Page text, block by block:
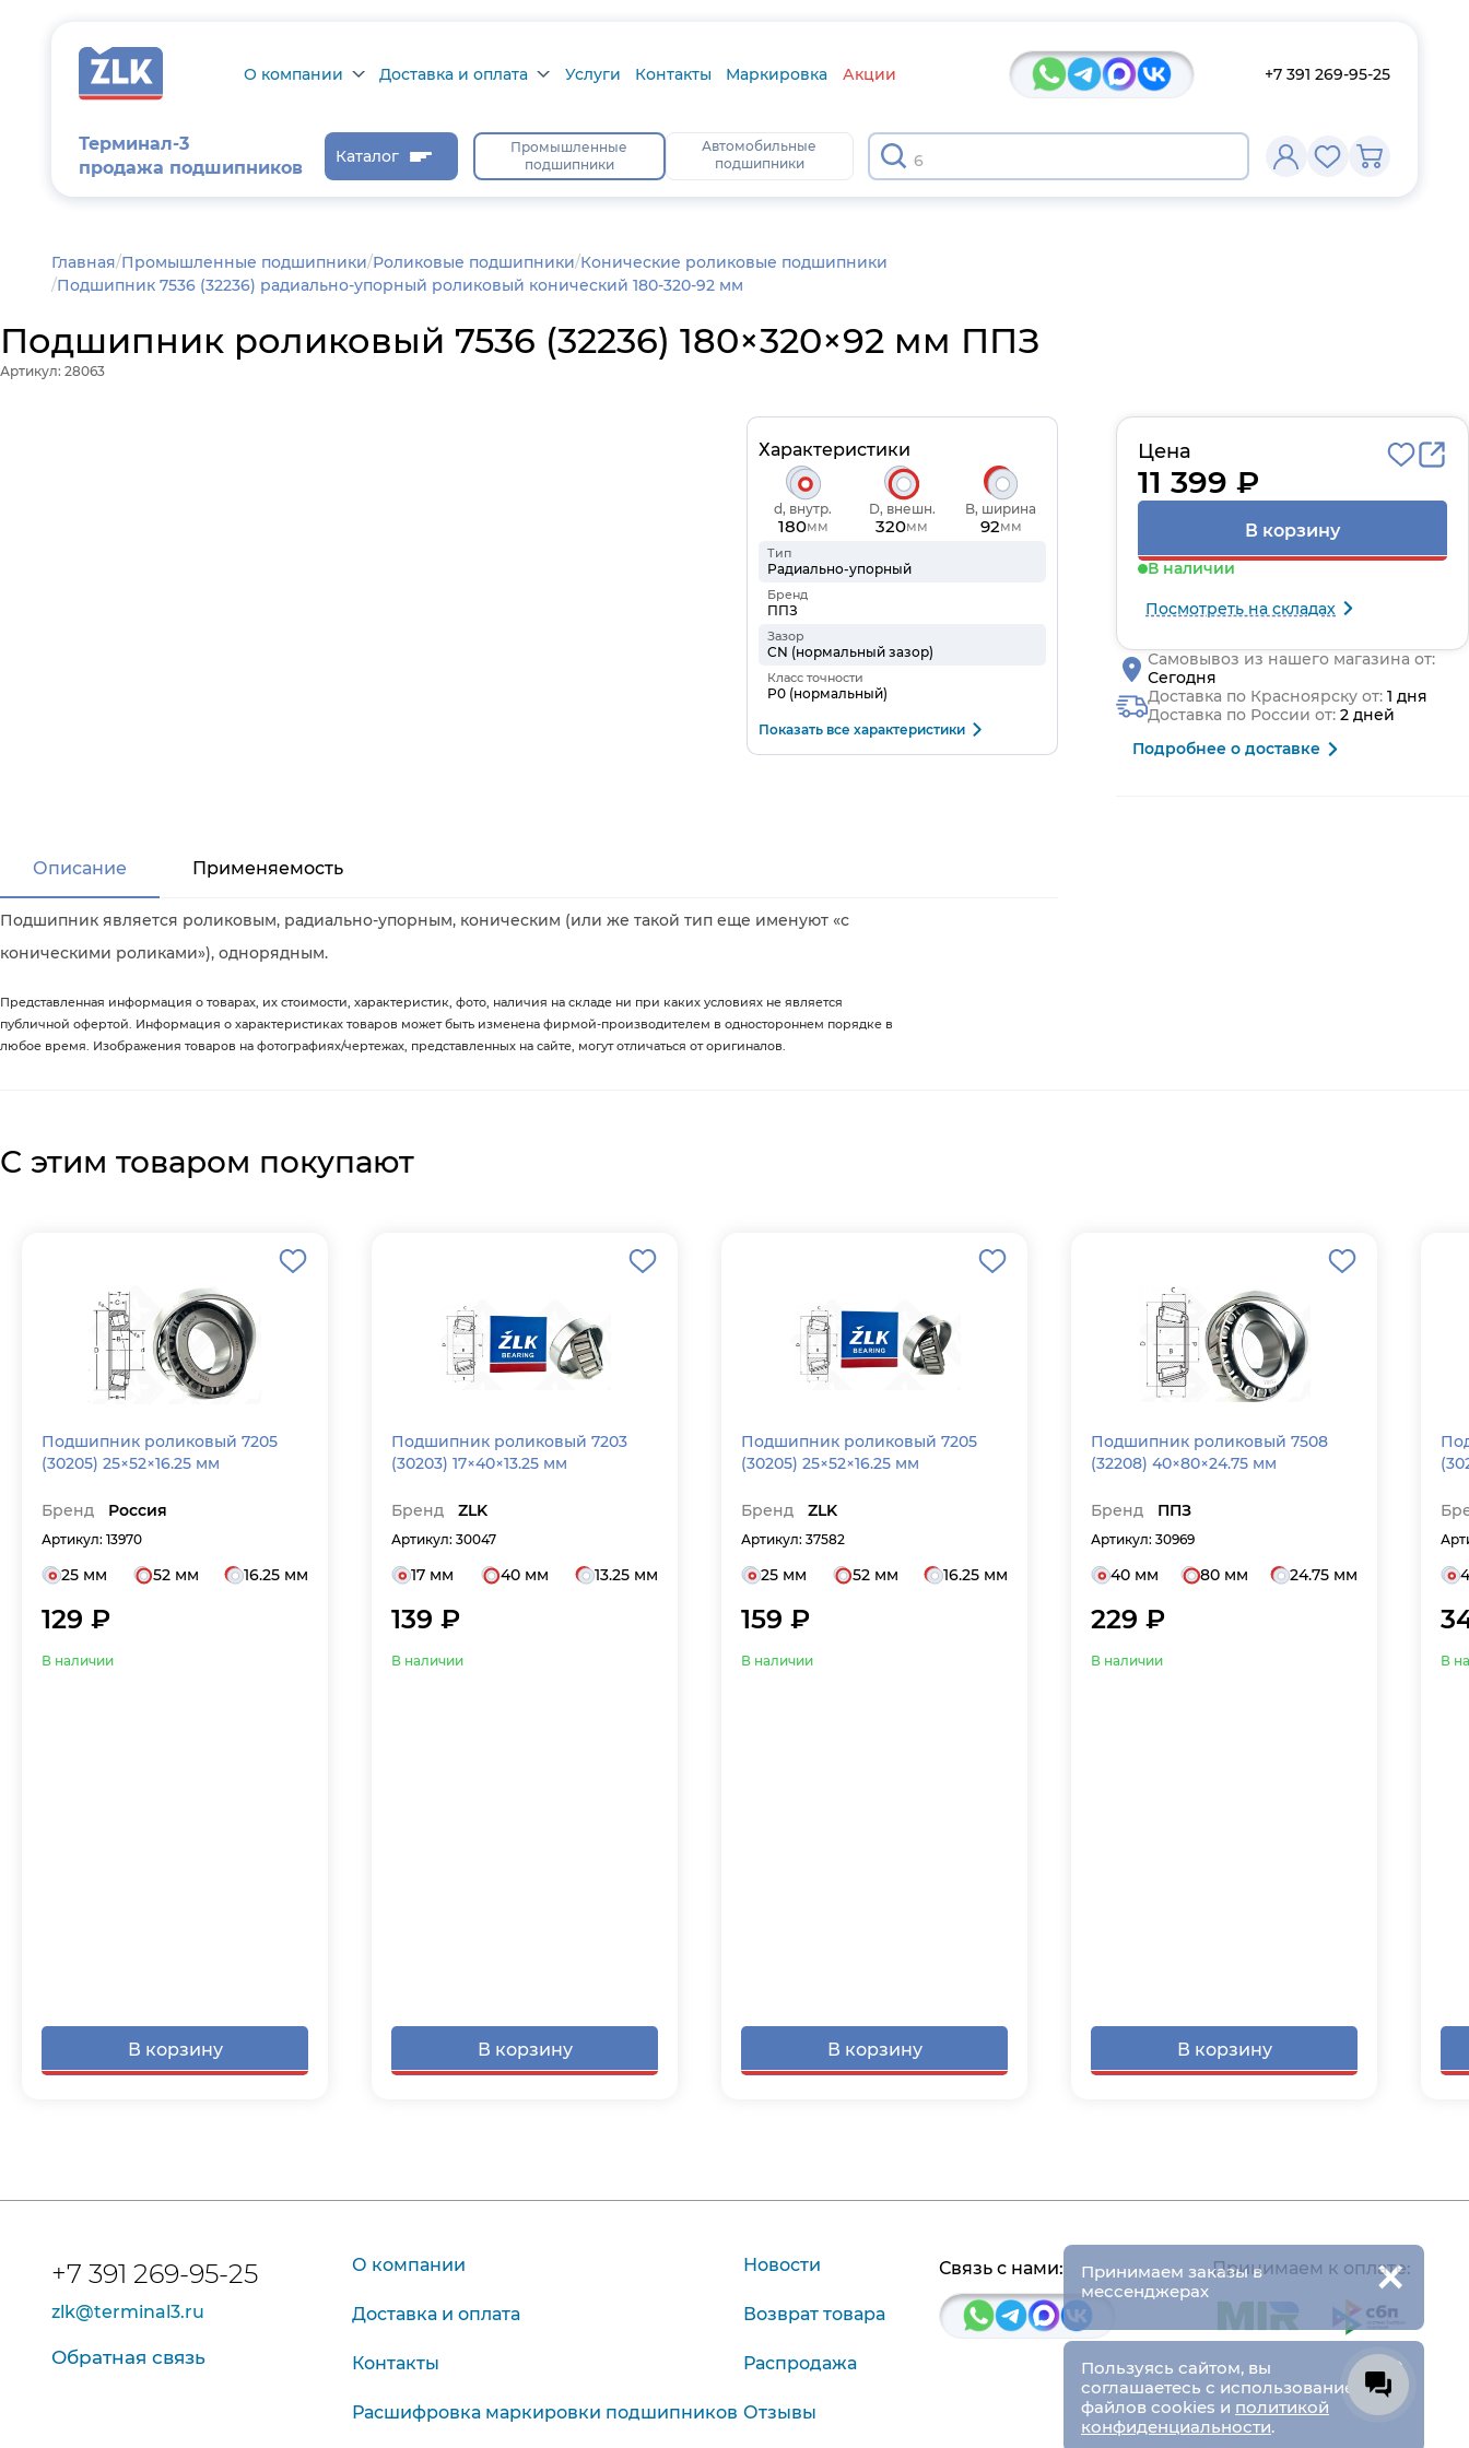
О компании
О компании
Сертификаты на
продукцию
Новости
Контроль и
Отзывы
Доставка и оплата
Доставка и оплата
Возврат товара
Услуги Контакты Маркировка Акции +7 391 269-95-25
Терминал-3
продажа подшипников
Каталог
Промышленные
подшипники
Автомобильные
подшипники
6306
Главная/Промышленные подшипники Роликовые подшипники/Конические роликовые подшипники
Подшипник 7536 (32236) радиально-упорный роликовый конический 180-320-92 мм
Подшипник роликовый 7536 (32236) 180×320×92 мм ППЗ
Артикул: 28063
Характеристики
d, внутр.
180мм
D, внешн.
320мм
B, ширина
92мм
Тип
Радиально-упорный
Бренд
ППЗ
Зазор
CN (нормальный зазор)
Класс точности
P0 (нормальный)
Показать все характеристики
Цена
11 399 ₽
В корзину
В наличии
Посмотреть на складах
Самовывоз из нашего магазина от:
Сегодня
Доставка по Красноярску от:1 дня
Доставка по России от:2 дней
Подробнее о доставке
Описание Применяемость
Подшипник является роликовым, радиально-упорным, коническим (или же такой тип еще именуют «с
коническими роликами»), однорядным.
Представленная информация о товарах, их стоимости, характеристик, фото, наличия на складе ни при каких условиях не является
публичной офертой. Информация о характеристиках товаров может быть изменена фирмой-производителем в одностороннем порядке в
любое время. Изображения товаров на фотографиях/чертежах, представленных на сайте, могут отличаться от оригиналов.
С этим товаром покупают
Подшипник роликовый 7205
(30205) 25×52×16.25 мм
Бренд Россия
Артикул: 13970
25 мм 52 мм 16.25 мм
129 ₽
В наличии
В корзину
Подшипник роликовый 7203
(30203) 17×40×13.25 мм
Бренд ZLK
Артикул: 30047
17 мм 40 мм 13.25 мм
139 ₽
В наличии
В корзину
Подшипник роликовый 7205
(30205) 25×52×16.25 мм
Бренд ZLK
Артикул: 37582
25 мм 52 мм 16.25 мм
159 ₽
В наличии
В корзину
Подшипник роликовый 7508
(32208) 40×80×24.75 мм
Бренд ППЗ
Артикул: 30969
40 мм 80 мм 24.75 мм
229 ₽
В наличии
В корзину
В
+7 391 269-95-25
zlk@terminal3.ru
Обратная связь
О компании
Доставка и оплата
Контакты
Расшифровка маркировки подшипников
Новости
Возврат товара
Распродажа
Отзывы
Связь с нами: Принимаем к оплате:
Пользуясь сайтом, вы
соглашаетесь с использованием
файлов cookies и политикой
конфиденциальности.
×
Принимаем заказы в
мессенджерах
×